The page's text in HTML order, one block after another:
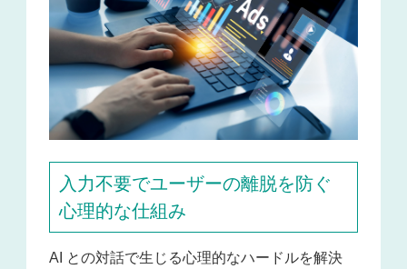
入力不要でユーザーの離脱を防ぐ
心理的な仕組み
AI との対話で生じる心理的なハードルを解決